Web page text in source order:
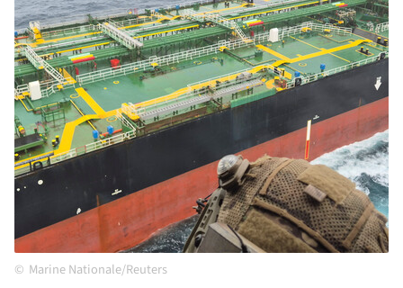
Marine Nationale/Reuters